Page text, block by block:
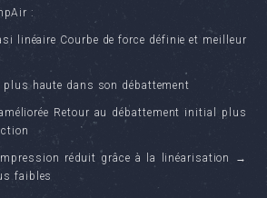
:
linéaire Courbe de force définie et meilleur
plus haute dans son débattement
Retour au débattement initial plus
réduit grâce à la linéarisation →
faibles